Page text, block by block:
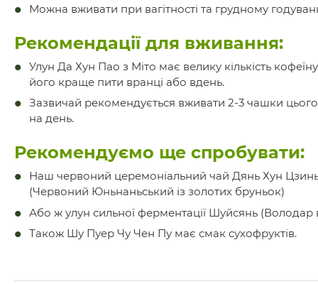
Можна вживати при вагітності та грудному
Рекомендації для вживання:
Улун Да Хун Пао з Міто має велику кількість
його краще пити вранці або вдень.
Зазвичай рекомендується вживати 2-3 чашки
на день.
Рекомендуємо ще спробувати:
Наш червоний церемоніальний чай Дянь Хун
(Червоний Юньнаньський із золотих бруньок)
Або ж улун сильної ферментації Шуйсянь (Володар
Також Шу Пуер Чу Чен Пу має смак сухофруктів.